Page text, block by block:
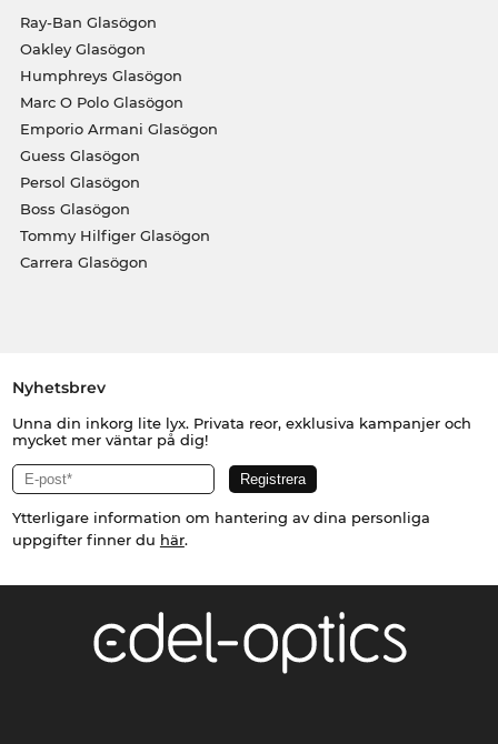
Ray-Ban Glasögon
Oakley Glasögon
Humphreys Glasögon
Marc O Polo Glasögon
Emporio Armani Glasögon
Guess Glasögon
Persol Glasögon
Boss Glasögon
Tommy Hilfiger Glasögon
Carrera Glasögon
Nyhetsbrev
Unna din inkorg lite lyx. Privata reor, exklusiva kampanjer och
mycket mer väntar på dig!
Ytterligare information om hantering av dina personliga
uppgifter finner du här.